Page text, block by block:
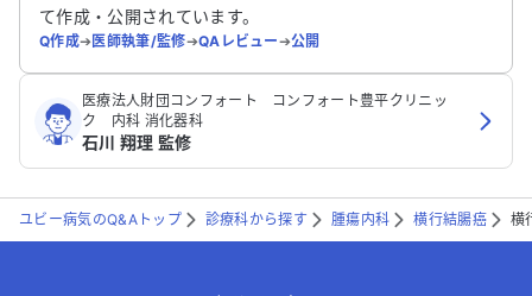
て作成・公開されています。
Q作成➔医師執筆/監修➔QAレビュー➔公開
医療法人財団コンフォート コンフォート豊平クリニッ
ク 内科 消化器科
石川 翔理 監修
ユビー病気のQ&Aトップ 診療科から探す 腫瘍内科 横行結腸癌 横